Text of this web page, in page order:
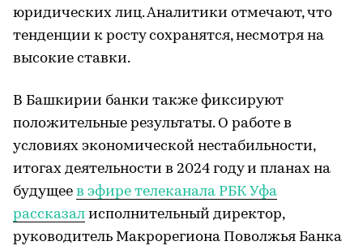
юридических лиц. Аналитики отмечают, что
тенденции к росту сохранятся, несмотря на
высокие ставки.
В Башкирии банки также фиксируют
положительные результаты. О работе в
условиях экономической нестабильности,
итогах деятельности в 2024 году и планах на
будущее в эфире телеканала РБК Уфа
рассказал исполнительный директор,
руководитель Макрорегиона Поволжья Банка